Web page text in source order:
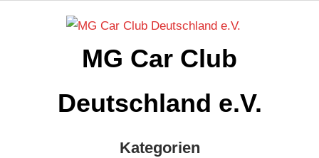
MG Car Club
Deutschland e.V.
Kategorien